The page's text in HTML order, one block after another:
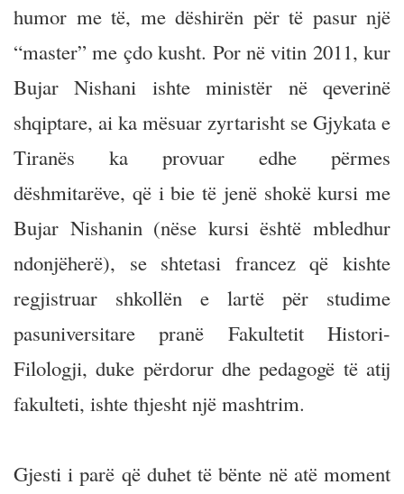
humor me të, me dëshirën për të pasur një
“master” me çdo kusht. Por në vitin 2011, kur
Bujar Nishani ishte ministër në qeverinë
shqiptare, ai ka mësuar zyrtarisht se Gjykata e
Tiranës ka provuar edhe përmes
dëshmitarëve, që i bie të jenë shokë kursi me
Bujar Nishanin (nëse kursi është mbledhur
ndonjëherë), se shtetasi francez që kishte
regjistruar shkollën e lartë për studime
pasuniversitare pranë Fakultetit Histori-
Filologji, duke përdorur dhe pedagogë të atij
fakulteti, ishte thjesht një mashtrim.
Gjesti i parë që duhet të bënte në atë moment